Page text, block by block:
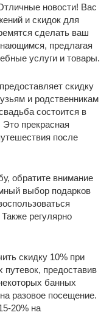
новости! Вас
и скидок для
сделать ваш
предлагая
услуги и товары.
скидку
и родственникам
состоится в
прекрасная
после
обратите внимание
выбор подарков
регулярно
скидку 10% при
путевок, предоставив
банных
разовое посещение.
20% на